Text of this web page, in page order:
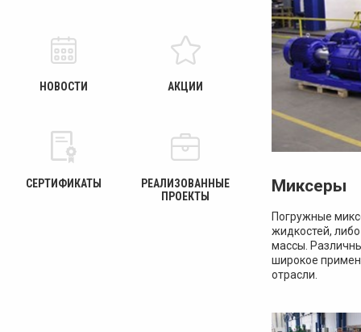
Миксеры
Погружные
жидкостей,
массы.
широкое
отрасли.
НОВОСТИ АКЦИИ
СЕРТИФИКАТЫ
РЕАЛИЗОВАННЫЕ
ПРОЕКТЫ